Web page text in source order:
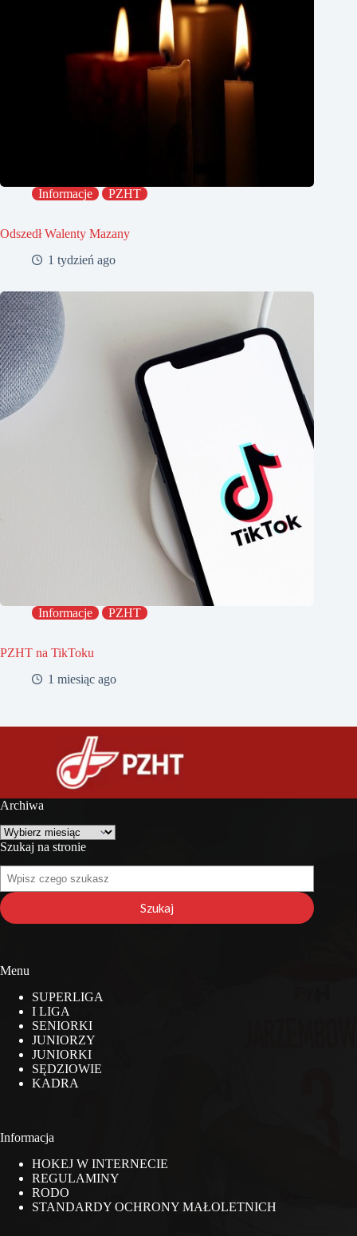
Informacje PZHT
Odszedł Walenty Mazany
1 tydzień ago
Informacje PZHT
PZHT na TikToku
1 miesiąc ago
Archiwa
Archiwa
Szukaj na stronie
Szukaj
na
stronie
Szukaj
Menu
SUPERLIGA
I LIGA
SENIORKI
JUNIORZY
JUNIORKI
SĘDZIOWIE
KADRA
Informacja
HOKEJ W INTERNECIE
REGULAMINY
RODO
STANDARDY OCHRONY MAŁOLETNICH